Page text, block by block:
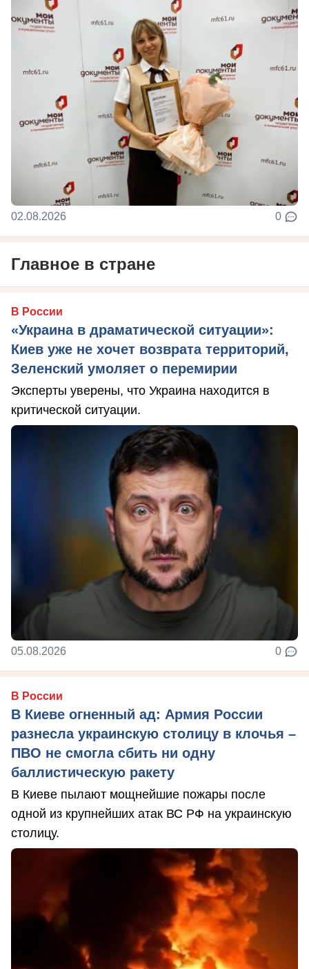
02.08.2026 0
Главное в стране
В России
«Украина в драматической ситуации»:
Киев уже не хочет возврата территорий,
Зеленский умоляет о перемирии
Эксперты уверены, что Украина находится в
критической ситуации.
05.08.2026 0
В России
В Киеве огненный ад: Армия России
разнесла украинскую столицу в клочья –
ПВО не смогла сбить ни одну
баллистическую ракету
В Киеве пылают мощнейшие пожары после
одной из крупнейших атак ВС РФ на украинскую
столицу.